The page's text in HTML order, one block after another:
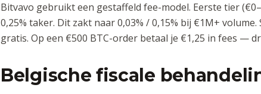
Bitvavo gebruikt een gestaffeld fee-model. Eerste tier
0,25% taker. Dit zakt naar 0,03% / 0,15% bij €1M+
gratis. Op een €500 BTC-order betaal je €1,25 in fees —
Belgische fiscale